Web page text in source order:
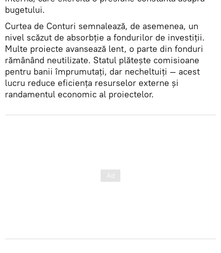
bugetului.
Curtea de Conturi semnalează, de asemenea, un
nivel scăzut de absorbție a fondurilor de investiții.
Multe proiecte avansează lent, o parte din fonduri
rămânând neutilizate. Statul plătește comisioane
pentru banii împrumutați, dar necheltuiți — acest
lucru reduce eficiența resurselor externe și
randamentul economic al proiectelor.